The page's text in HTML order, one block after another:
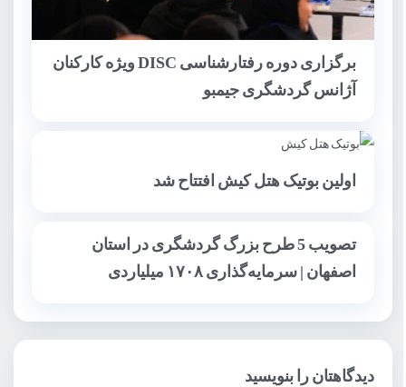
برگزاری دوره رفتارشناسی DISC ویژه کارکنان
آژانس گردشگری جیمبو
اولین بوتیک هتل کیش افتتاح شد
تصویب 5 طرح بزرگ گردشگری در استان
اصفهان | سرمایه‌گذاری ۱۷۰۸ میلیاردی
دیدگاهتان را بنویسید